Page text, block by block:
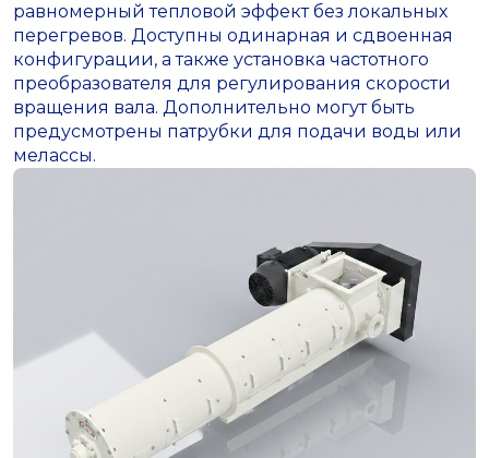
равномерный тепловой эффект без локальных
перегревов. Доступны одинарная и сдвоенная
конфигурации, а также установка частотного
преобразователя для регулирования скорости
вращения вала. Дополнительно могут быть
предусмотрены патрубки для подачи воды или
мелассы.